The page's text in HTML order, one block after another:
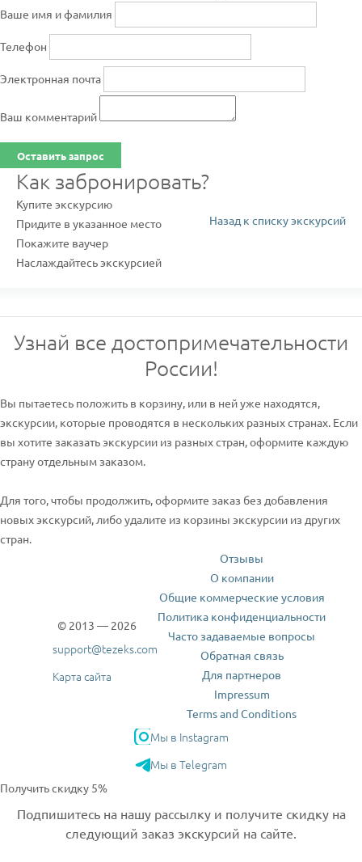
Ваше имя и фамилия
Телефон
Электронная почта
Ваш комментарий
Оставить запрос
Как забронировать?
Купите экскурсию
Придите в указанное место
Покажите ваучер
Наслаждайтесь экскурсией
Назад к списку экскурсий
Узнай все достопримечательности
России!
Вы пытаетесь положить в корзину, или в ней уже находятся,
экскурсии, которые проводятся в нескольких разных странах. Если
вы хотите заказать экскурсии из разных стран, оформите каждую
страну отдельным заказом.
Для того, чтобы продолжить, оформите заказ без добавления
новых экскурсий, либо удалите из корзины экскурсии из других
стран.
© 2013 — 2026
support@tezeks.com
Карта сайта
Отзывы
О компании
Общие коммерческие условия
Политика конфиденциальности
Часто задаваемые вопросы
Обратная связь
Для партнеров
Impressum
Terms and Conditions
Мы в Instagram
Мы в Telegram
Получить скидку 5%
Подпишитесь на нашу рассылку и получите скидку на
следующий заказ экскурсий на сайте.